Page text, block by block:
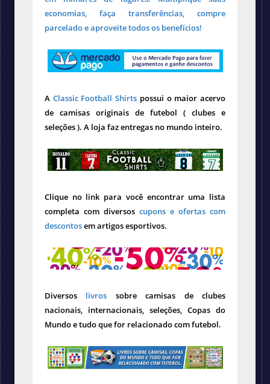
economias, faça transferências, compre
parcelado e aproveite todos os benefícios!
A Classic Football Shirts possui o maior acervo
de camisas originais de futebol ( clubes e
seleções ). A loja faz entregas no mundo inteiro.
Clique no link para você encontrar uma lista
completa com diversos cupons e ofertas com
descontosem artigos esportivos.
Diversos livros sobre camisas de clubes
nacionais, internacionais, seleções, Copas do
Mundo e tudo que for relacionado com futebol.